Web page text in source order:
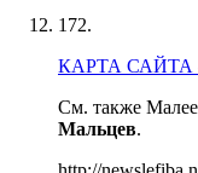
172.
КАРТА
См. также
Мальцев.